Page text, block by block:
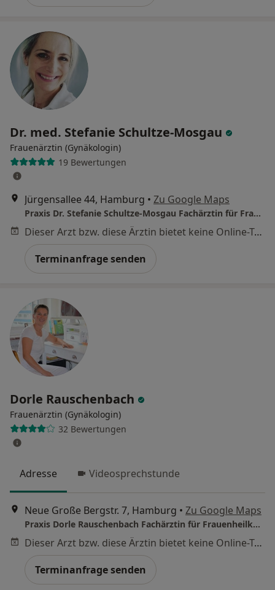
Dr. med. Stefanie Schultze-Mosgau
Frauenärztin (Gynäkologin)
19 Bewertungen
Jürgensallee 44, Hamburg • Zu Google Maps
Praxis Dr. Stefanie Schultze-Mosgau Fachärztin für Frauenheilkunde und Geburtshilfe
Dieser Arzt bzw. diese Ärztin bietet keine Online-Terminbuchung an diesem Standort an.
Terminanfrage senden
Dorle Rauschenbach
Frauenärztin (Gynäkologin)
32 Bewertungen
Adresse Videosprechstunde
Neue Große Bergstr. 7, Hamburg • Zu Google Maps
Praxis Dorle Rauschenbach Fachärztin für Frauenheilkunde und Geburtshilfe
Dieser Arzt bzw. diese Ärztin bietet keine Online-Terminbuchung an diesem Standort an.
Terminanfrage senden